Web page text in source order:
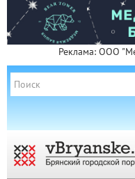
Реклама: ООО